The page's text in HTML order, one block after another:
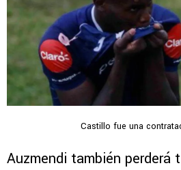
Castillo fue una
Auzmendi también perderá